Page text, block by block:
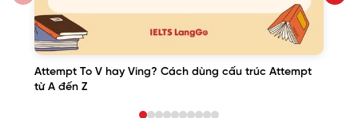
Attempt To V hay Ving? Cách dùng cấu trúc Attempt
từ A đến Z